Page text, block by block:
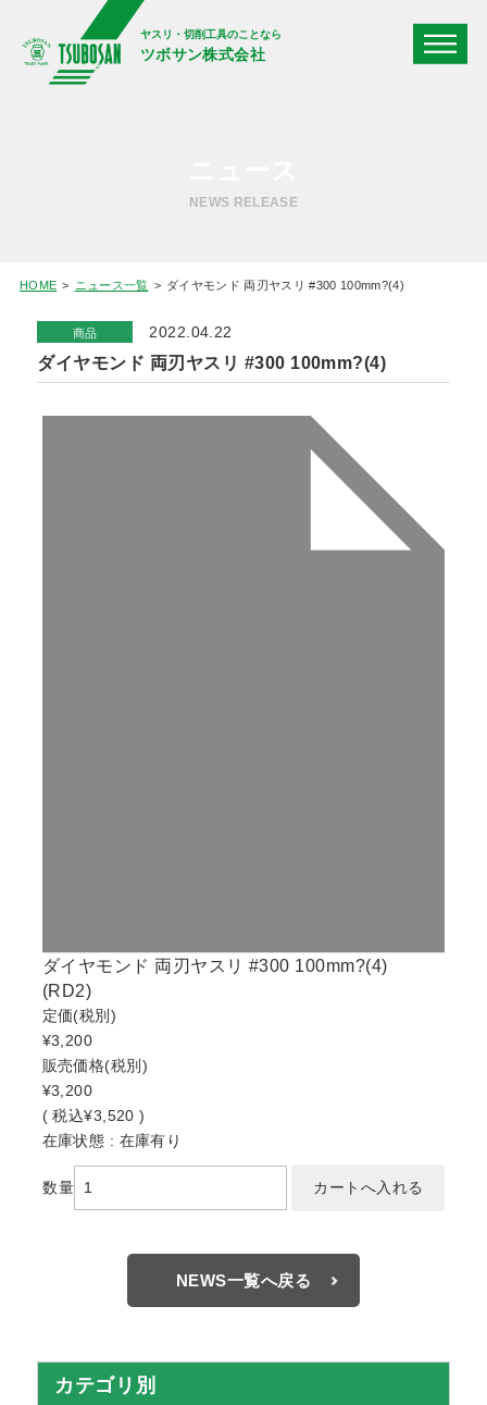
ヤスリ・切削工具のことなら
ツボサン株式会社
NEWS RELEASE
HOME ニュース一覧 ダイヤモンド 両刃ヤスリ #300 100mm?(4)
商品 2022.04.22
ダイヤモンド 両刃ヤスリ #300 100mm?(4)
ダイヤモンド 両刃ヤスリ #300 100mm?(4)
(RD2)
定価(税別)
¥3,200
販売価格(税別)
¥3,200
(税込¥3,520 )
在庫状態 : 在庫有り
数量
NEWS一覧へ戻る
カテゴリ別